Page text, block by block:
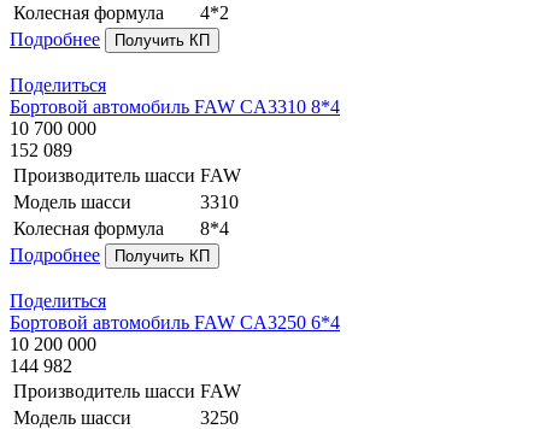
Колесная формула
4*2
Подробнее
Получить КП
Поделиться
Бортовой автомобиль FAW CA3310 8*4
10 700 000
152 089
Производитель шасси FAW
Модель шасси
3310
Колесная формула
8*4
Подробнее
Получить КП
Поделиться
Бортовой автомобиль FAW CA3250 6*4
10 200 000
144 982
Производитель шасси FAW
Модель шасси
3250